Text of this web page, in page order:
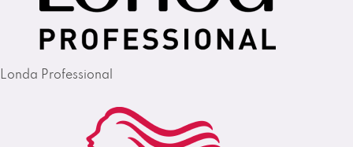
Londa Professional